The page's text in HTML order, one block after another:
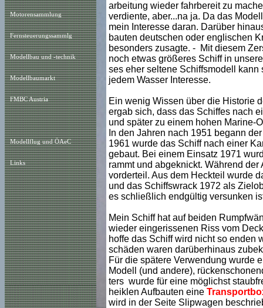
Motorensammlung
Fernsteuerungssammlg
Modellbau und -technik
Modellbaumarkt
FMBC Austria
Modellflug und ÖAeC
Links
arbeitung wieder fahrbereit zu
verdiente, aber...na ja. Da das
mein Interesse daran. Darüber
bauten deutschen oder englischen
besonders zusagte. - Mit diesem
noch etwas größeres Schiff in
ses eher seltene Schiffsmodell
jedem Wasser Interesse.
Ein wenig Wissen über die Historie
ergab sich, dass das Schiffes nach
und später zu einem hohen Marine-
In den Jahren nach 1951 begann
1961 wurde das Schiff nach einer
gebaut. Bei einem Einsatz 1971
rammt und abgeknickt. Während
vorderteil. Aus dem Heckteil wurde
und das Schiffswrack 1972 als
es schließlich endgültig versunken
Mein Schiff hat auf beiden
wieder eingerissenen Riss vom
hoffe das Schiff wird nicht so enden
schäden waren darüberhinaus
Für die spätere Verwendung wurde
Modell (und andere),
ters wurde für eine möglichst
heiklen Aufbauten eine
wird in der Seite Slipwagen